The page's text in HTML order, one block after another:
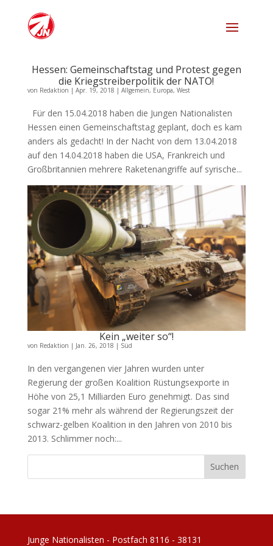
Hessen: Gemeinschaftstag und Protest gegen
die Kriegstreiberpolitik der NATO!
von Redaktion | Apr. 19, 2018 | Allgemein, Europa, West
Für den 15.04.2018 haben die Jungen Nationalisten
Hessen einen Gemeinschaftstag geplant, doch es kam
anders als gedacht! In der Nacht von dem 13.04.2018
auf den 14.04.2018 haben die USA, Frankreich und
Großbritannien mehrere Raketenangriffe auf syrische...
Kein „weiter so“!
von Redaktion | Jan. 26, 2018 | Süd
In den vergangenen vier Jahren wurden unter
Regierung der großen Koalition Rüstungsexporte in
Höhe von 25,1 Milliarden Euro genehmigt. Das sind
sogar 21% mehr als während der Regierungszeit der
schwarz-gelben Koalition in den Jahren von 2010 bis
2013. Schlimmer noch:...
Junge Nationalisten - Postfach 8116 - 38131